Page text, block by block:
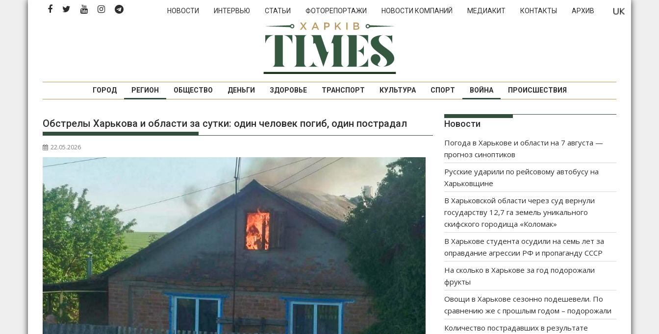
НОВОСТИ ИНТЕРВЬЮ СТАТЬИ ФОТОРЕПОРТАЖИ НОВОСТИ КОМПАНИЙ МЕДИАКИТ КОНТАКТЫ АРХИВ
ГОРОД РЕГИОН ОБЩЕСТВО ДЕНЬГИ ЗДОРОВЬЕ ТРАНСПОРТ КУЛЬТУРА СПОРТ ВОЙНА ПРОИСШЕСТВИЯ
Обстрелы Харькова и области за сутки: один человек погиб, один пострадал
22.05.2026
Новости
Погода в Харькове и области на 7 августа —
прогноз синоптиков
Русские ударили по рейсовому автобусу на
Харьковщине
В Харьковской области через суд вернули
государству 12,7 га земель уникального
скифского городища «Коломак»
В Харькове студента осудили на семь лет за
оправдание агрессии РФ и пропаганду СССР
На сколько в Харькове за год подорожали
фрукты
Овощи в Харькове сезонно подешевели. По
сравнению же с прошлым годом – подорожали
Количество пострадавших в результате